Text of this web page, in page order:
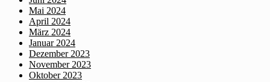
Mai 2024
April 2024
März 2024
Januar 2024
Dezember 2023
November 2023
Oktober 2023